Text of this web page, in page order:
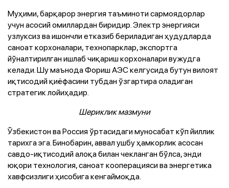
Муҳими, барқарор энергия таъминоти сармоядорлар
учун асосий омиллардан биридир. Электр энергияси
узлуксиз ва ишончли етказиб бериладиган ҳудудларда
саноат корхоналари, технопарклар, экспортга
йўналтирилган ишлаб чиқариш корхоналари вужудга
келади. Шу маънода Фориш АЭС келгусида бутун вилоят
иқтисодий қиёфасини тубдан ўзгартира оладиган
стратегик лойиҳадир.
Шериклик мазмуни
Ўзбекистон ва Россия ўртасидаги муносабат кўп йиллик
тарихга эга. Бинобарин, аввал ушбу ҳамкорлик асосан
савдо-иқтисодий алоқа билан чекланган бўлса, энди
юқори технология, саноат кооперацияси ва энергетика
хавфсизлиги ҳисобига кенгаймоқда.